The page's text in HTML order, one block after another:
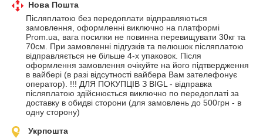
Нова Пошта
Післяплатою без передоплати відправляються
замовлення, оформленні виключно на платформі
Prom.ua, вага посилки не повинна перевищувати 30кг та
70см. При замовленні підгузків та пелюшок післяплатою
відправляється не більше 4-х упаковок. Після
оформлення замовлення очікуйте на його підтвердження
в вайбері (в разі відсутності вайбера Вам зателефонує
оператор). !!! ДЛЯ ПОКУПЦІВ З BIGL - відправка
післяплатою здійснюється виключно по передоплаті за
доставку в обидві сторони (для замовлень до 500грн - в
одну сторону)
Укрпошта